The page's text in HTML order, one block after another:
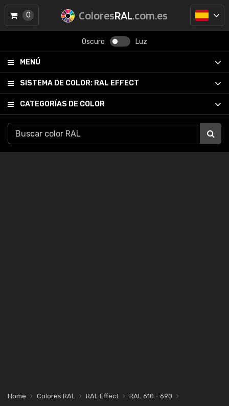
ColoresRAL.com.es
Oscuro Luz
MENÚ
SISTEMA DE COLOR: RAL EFFECT
CATEGORÍAS DE COLOR
0
Home Colores RAL RAL Effect
RAL 610 - 690